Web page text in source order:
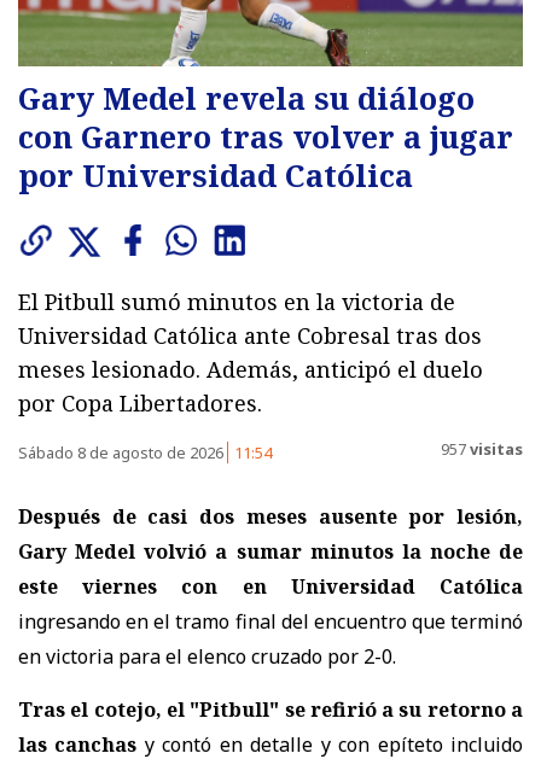
Gary Medel revela su diálogo
con Garnero tras volver a jugar
por Universidad Católica
El Pitbull sumó minutos en la victoria de
Universidad Católica ante Cobresal tras dos
meses lesionado. Además, anticipó el duelo
por Copa Libertadores.
Sábado 8 de agosto de 2026 11:54 957visitas
Después de casi dos meses ausente por lesión,
Gary Medel volvió a sumar minutos la noche de
este viernes con en Universidad Católica
ingresando en el tramo final del encuentro que terminó
en victoria para el elenco cruzado por 2-0.
Tras el cotejo, el "Pitbull" se refirió a su retorno a
las canchas y contó en detalle y con epíteto incluido